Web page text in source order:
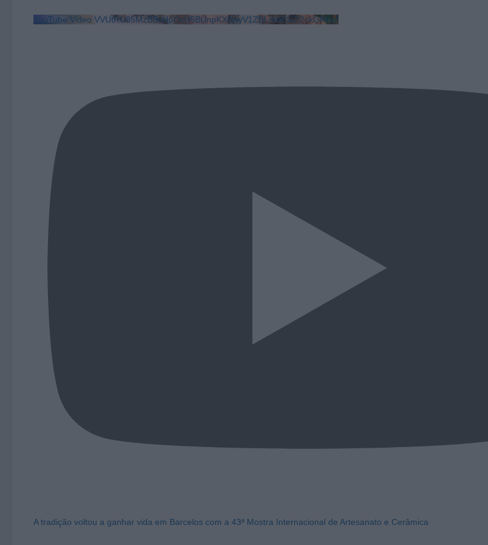
YouTube Video VVUtRU85MzBBcHpOcU5BUnpKX0wyV1ZBLmNCa2l2ckl3RkxJ
A tradição voltou a ganhar vida em Barcelos com a 43ª Mostra Internacional de Artesanato e Cerâmica